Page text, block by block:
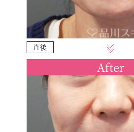
直後
After